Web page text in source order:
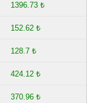
1396.73 ₺
152.62 ₺
128.7 ₺
424.12 ₺
370.96 ₺